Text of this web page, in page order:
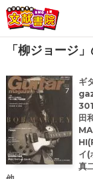
会員登録
ログイン
「柳ジョージ
ギ
田
イ(
真